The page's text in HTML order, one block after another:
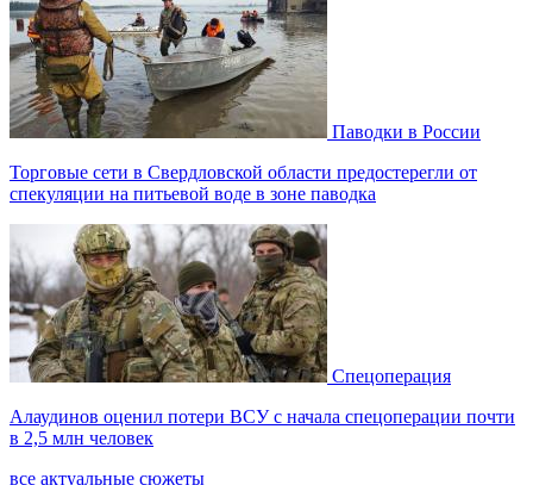
Паводки в России
Торговые сети в Свердловской области предостерегли от
спекуляции на питьевой воде в зоне паводка
Спецоперация
Алаудинов оценил потери ВСУ с начала спецоперации почти
в 2,5 млн человек
все актуальные сюжеты